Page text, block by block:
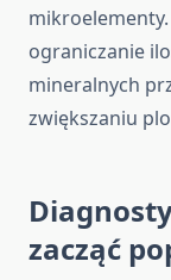
ograniczanie
mineralnych
zwiększaniu
zacząć